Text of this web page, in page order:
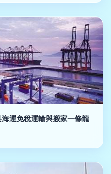
運免稅運輸與搬家一條龍